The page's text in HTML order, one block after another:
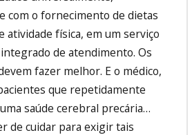
com o fornecimento de dietas
atividade física, em um serviço
de atendimento. Os
fazer melhor. E o médico,
que repetidamente
saúde cerebral precária…
de cuidar para exigir tais